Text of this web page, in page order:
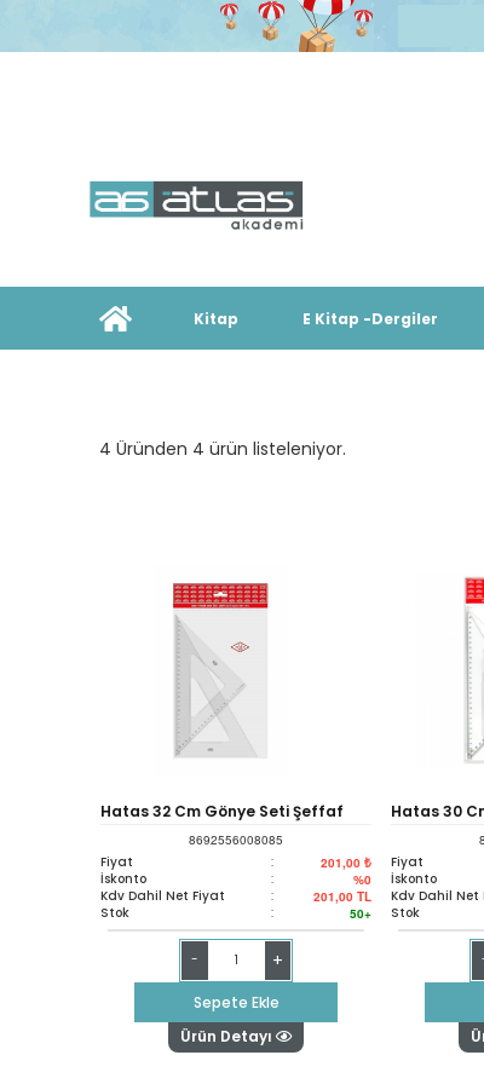
Kitap E Kitap -Dergiler
4 Üründen 4 ürün listeleniyor.
Hatas 32 Cm Gönye Seti Şeffaf
60*45 Drc 0808
8692556008085
Fiyat : 201,00 ₺
İskonto : %0
Kdv Dahil Net Fiyat : 201,00 TL
Stok : 50+
- +
Sepete Ekle
Ürün Detayı
Hatas 30
Şeffaf 0807
Fiyat
İskonto
Kdv Dahil Net
Stok